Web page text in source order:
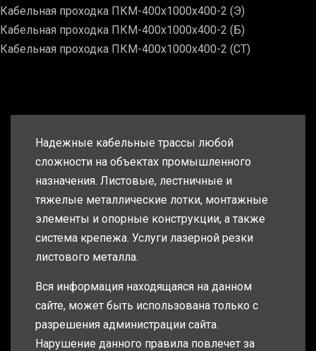
Кабельная проходка ПКМ-400х1000х400-2 (Э)
Кабельная проходка ПКМ-400х1000х400-2 (Б)
Кабельная проходка ПКМ-400х1000х400-2 (СТ)
Надежные кабельные трассы любой
сложности на объектах промышленного
назначения. Листовые, лестничные и
тяжелые металлические лотки, монтажные
элементы и опорные конструкции, а также
система крепежа. Услуги лазерной резки
листового металла.
Вся информация находящаяся на данном
сайте, может быть использована только с
разрешения администрации сайта.
Нарушение данного правила повлечет за